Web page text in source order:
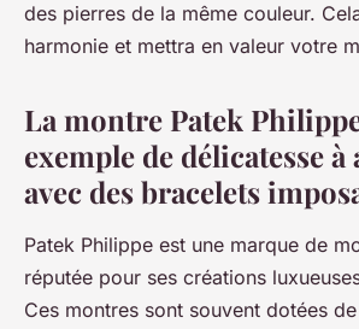
des pierres de la même couleur.
harmonie et mettra en valeur votre
La montre Patek
exemple de délicatesse à
avec des bracelets
Patek Philippe est une marque de
réputée pour ses créations
Ces montres sont souvent dotées